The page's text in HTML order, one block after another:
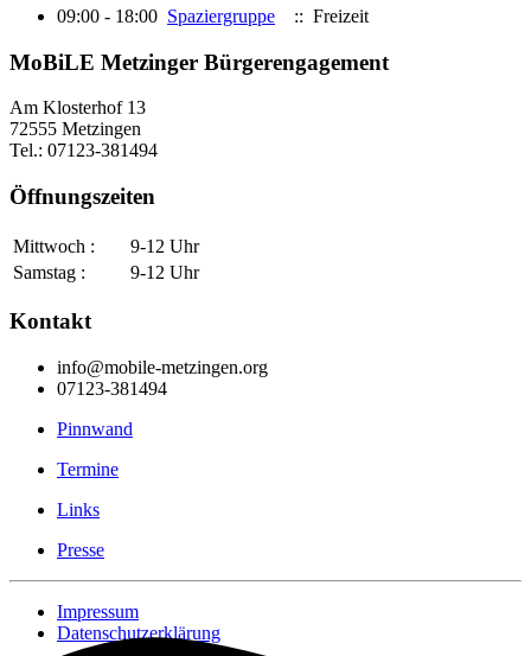
09:00 - 18:00 Spaziergruppe :: Freizeit
MoBiLE Metzinger Bürgerengagement
Am Klosterhof 13
72555 Metzingen
Tel.: 07123-381494
Öffnungszeiten
Mittwoch :
9-12 Uhr
Samstag :
9-12 Uhr
Kontakt
info@mobile-metzingen.org
07123-381494
Pinnwand
Termine
Links
Presse
Impressum
Datenschutzerklärung